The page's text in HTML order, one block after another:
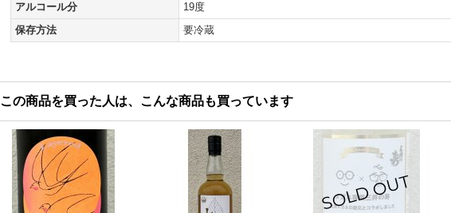
アルコール分
19度
保存方法
要冷蔵
この商品を買った人は、こんな商品も買っています